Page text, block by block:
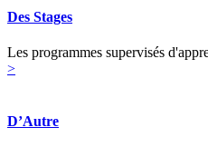
Des Stages
Les programmes supervisés
>
D’Autre